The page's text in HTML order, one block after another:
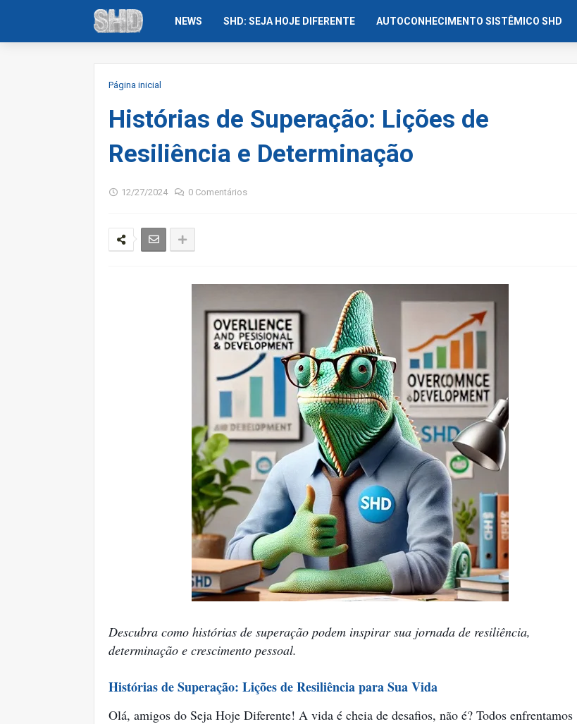
NEWS SHD: SEJA HOJE DIFERENTE AUTOCONHECIMENTO SISTÊMICO SHD
Página inicial
Histórias de Superação: Lições de
Resiliência e Determinação
12/27/2024 0 Comentários
Descubra como histórias de superação podem inspirar sua jornada de resiliência,
determinação e crescimento pessoal.
Histórias de Superação: Lições de Resiliência para Sua Vida
Olá, amigos do Seja Hoje Diferente! A vida é cheia de desafios, não é? Todos enfrentamos